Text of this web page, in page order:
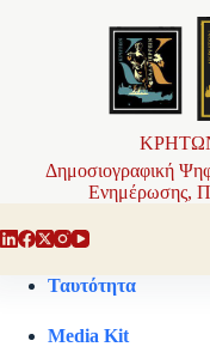
Δημοσιογραφική
Ενημέρωσης,
Ταυτότητα
Media Kit